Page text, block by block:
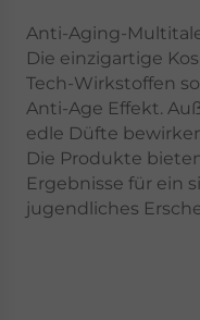
Anti-Aging-
Die einzigartige
Tech-Wirkstoffen
Anti-Age Effekt.
edle Düfte
Die Produkte
Ergebnisse für ein
jugendliches